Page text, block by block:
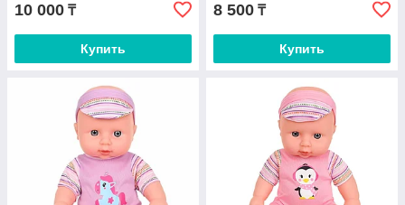
10 000 ₸
Купить
8 500 ₸
Купить